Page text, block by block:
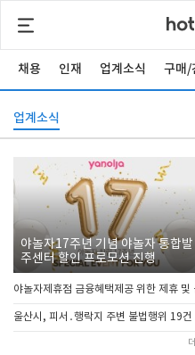
채용 인재 업계소식 구매/
업계소식
야놀자17주년 기념 야놀자 통합발
주센터 할인 프로모션 진행
야놀자제휴점 금융혜택제공 위한 제휴 및
울산시, 피서․행락지 주변 불법행위 19건